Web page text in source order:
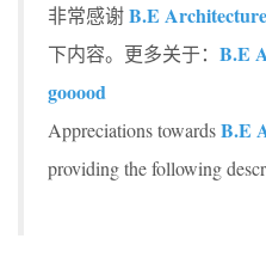
非常感谢B.E Architecture
下内容。更多关于： B.E
gooood
Appreciations towardsB.E
providing the following